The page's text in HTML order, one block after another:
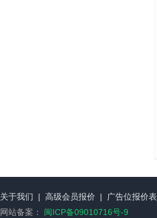
关于我们 | 高级会员报价 | 广告位报价表
网站备案： 闽ICP备09010716号-9